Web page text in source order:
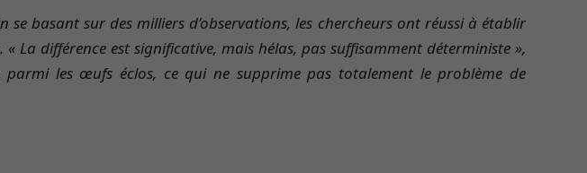
basant sur des milliers d’observations, les chercheurs ont réussi à établir
La différence est significative, mais hélas, pas suffisamment déterministe »,
parmi les œufs éclos, ce qui ne supprime pas totalement le problème de